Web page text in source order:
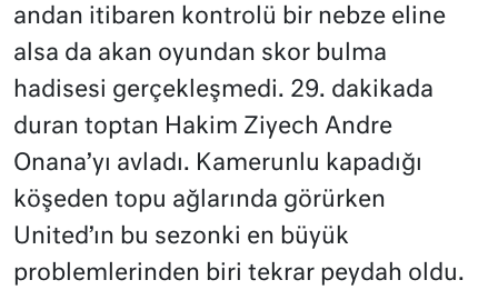
andan itibaren kontrolü bir nebze eline
alsa da akan oyundan skor bulma
hadisesi gerçekleşmedi. 29. dakikada
duran toptan Hakim Ziyech Andre
Onana’yı avladı. Kamerunlu kapadığı
köşeden topu ağlarında görürken
United’ın bu sezonki en büyük
problemlerinden biri tekrar peydah oldu.